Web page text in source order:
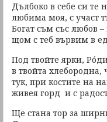
Дълбоко в себе си те
любима моя, с участ
Богат съм със любов –
щом с теб вървим в
Под твойте ярки,
в твойта
тук, при костите на
живея горд и с
Ще стана тор за